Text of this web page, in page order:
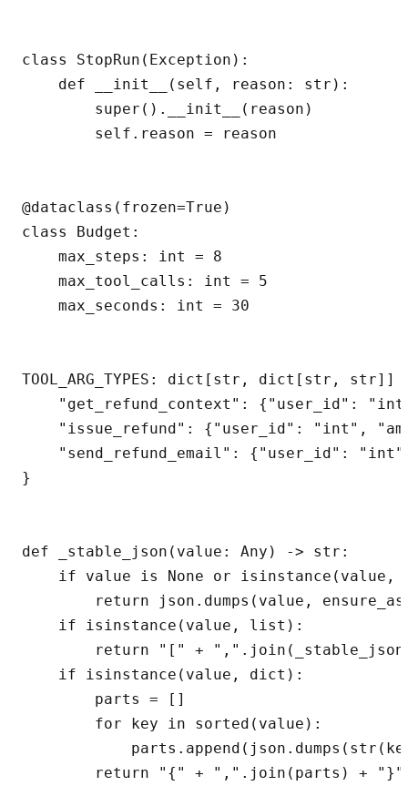
class StopRun(Exception):
    def __init__(self, reason: str):
        super().__init__(reason)
        self.reason = reason
@dataclass(frozen=True)
class Budget:
    max_steps: int = 8
    max_tool_calls: int = 5
    max_seconds: int = 30
TOOL_ARG_TYPES: dict[str, dict[str, str]]
"get_refund_context": {"user_id":
"issue_refund": {"user_id": "int",
"send_refund_email": {"user_id":
}
def _stable_json(value: Any) -> str:
if value is None or isinstance(value,
return json.dumps(value,
    if isinstance(value, list):
return "[" +
    if isinstance(value, dict):
        parts = []
        for key in sorted(value):
        return "{" + ",".join(parts) + "}"